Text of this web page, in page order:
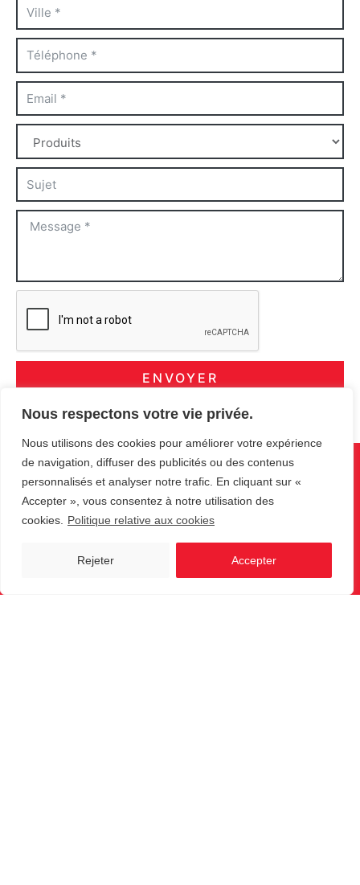
Nous respectons votre vie privée.
Nous utilisons des cookies pour améliorer votre expérience
de navigation, diffuser des publicités ou des contenus
personnalisés et analyser notre trafic. En cliquant sur «
Accepter », vous consentez à notre utilisation des
cookies.
Politique relative aux cookies
Rejeter Accepter
ENVOYER
FREG
Société de placement et de réparation de systèmes d’automatisation
des accès depuis 1988.